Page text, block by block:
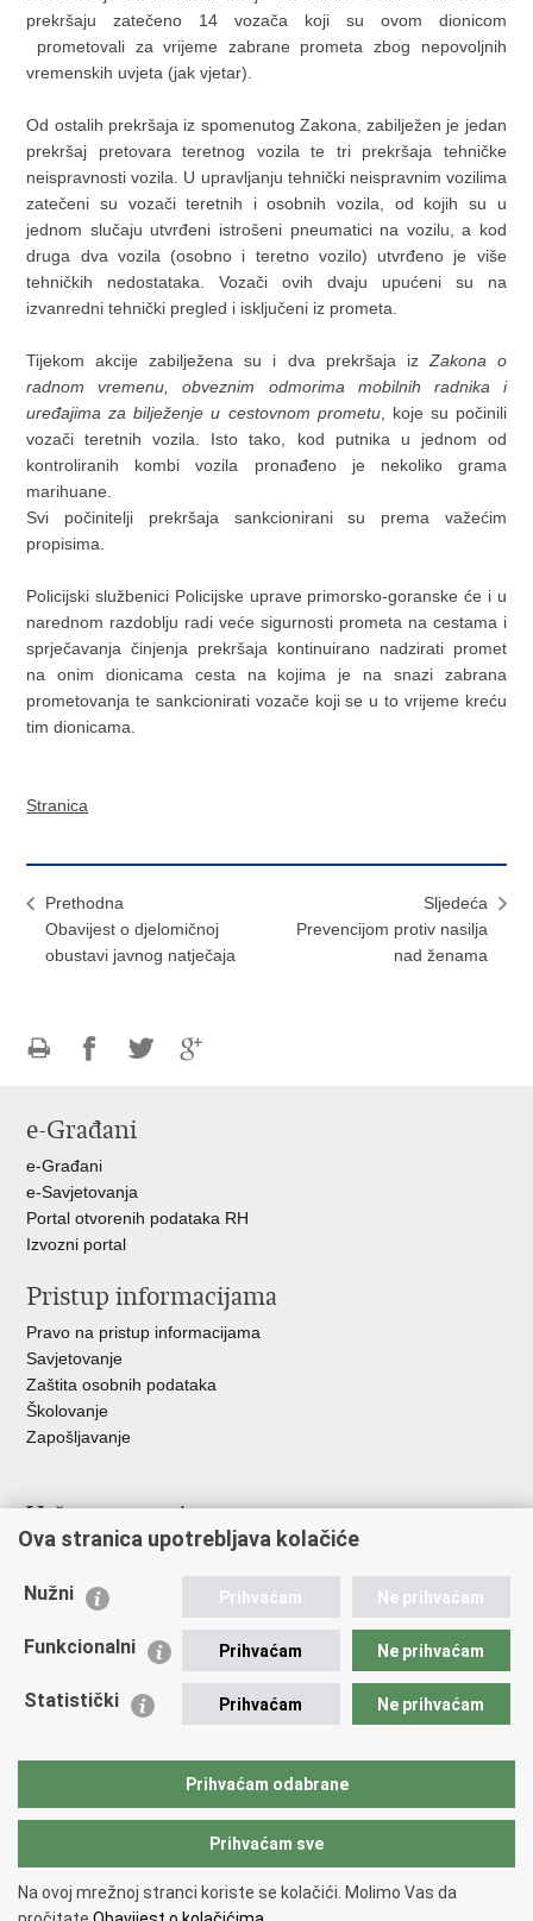
prekršaju zatečeno 14 vozača koji su ovom dionicom
prometovali za vrijeme zabrane prometa zbog nepovoljnih
vremenskih uvjeta (jak vjetar).
Od ostalih prekršaja iz spomenutog Zakona, zabilježen je jedan
prekršaj pretovara teretnog vozila te tri prekršaja tehničke
neispravnosti vozila. U upravljanju tehnički neispravnim vozilima
zatečeni su vozači teretnih i osobnih vozila, od kojih su u
jednom slučaju utvrđeni istrošeni pneumatici na vozilu, a kod
druga dva vozila (osobno i teretno vozilo) utvrđeno je više
tehničkih nedostataka. Vozači ovih dvaju upućeni su na
izvanredni tehnički pregled i isključeni iz prometa.
Tijekom akcije zabilježena su i dva prekršaja iz Zakona o
radnom vremenu, obveznim odmorima mobilnih radnika i
uređajima za bilježenje u cestovnom prometu, koje su počinili
vozači teretnih vozila. Isto tako, kod putnika u jednom od
kontroliranih kombi vozila pronađeno je nekoliko grama
marihuane.
Svi počinitelji prekršaja sankcionirani su prema važećim
propisima.
Policijski službenici Policijske uprave primorsko-goranske će i u
narednom razdoblju radi veće sigurnosti prometa na cestama i
sprječavanja činjenja prekršaja kontinuirano nadzirati promet
na onim dionicama cesta na kojima je na snazi zabrana
prometovanja te sankcionirati vozače koji se u to vrijeme kreću
tim dionicama.
Stranica
Prethodna
Obavijest o djelomičnoj
obustavi javnog natječaja
Sljedeća
Prevencijom protiv nasilja
nad ženama
FacebookuTwitteru
e-Građani
e-Građani
e-Savjetovanja
Portal otvorenih podataka RH
Izvozni portal
Pristup informacijama
Pravo na pristup informacijama
Savjetovanje
Zaštita osobnih podataka
Školovanje
Zapošljavanje
Važne poveznice
Ministarstvo unutarnjih poslova
Udruge
Policijska akademija
Zaklada policijske solidarnosti
Vučetić"
Copyright © 2026 Policijska uprava primorsko-goranska.
Ova stranica upotrebljava kolačiće
Nužni Prihvaćam Ne prihvaćam
Funkcionalni Prihvaćam Ne prihvaćam
Statistički Prihvaćam Ne prihvaćam
Prihvaćam odabrane
Prihvaćam sve
Na ovoj mrežnoj stranci koriste se kolačići. Molimo Vas da